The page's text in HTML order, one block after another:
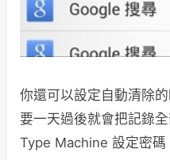
你還可以設定自動清除
要一天過後就會把記錄
Type Machine 設定密碼